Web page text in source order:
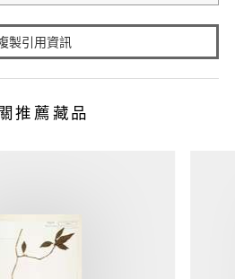
製引用資訊
推薦藏品